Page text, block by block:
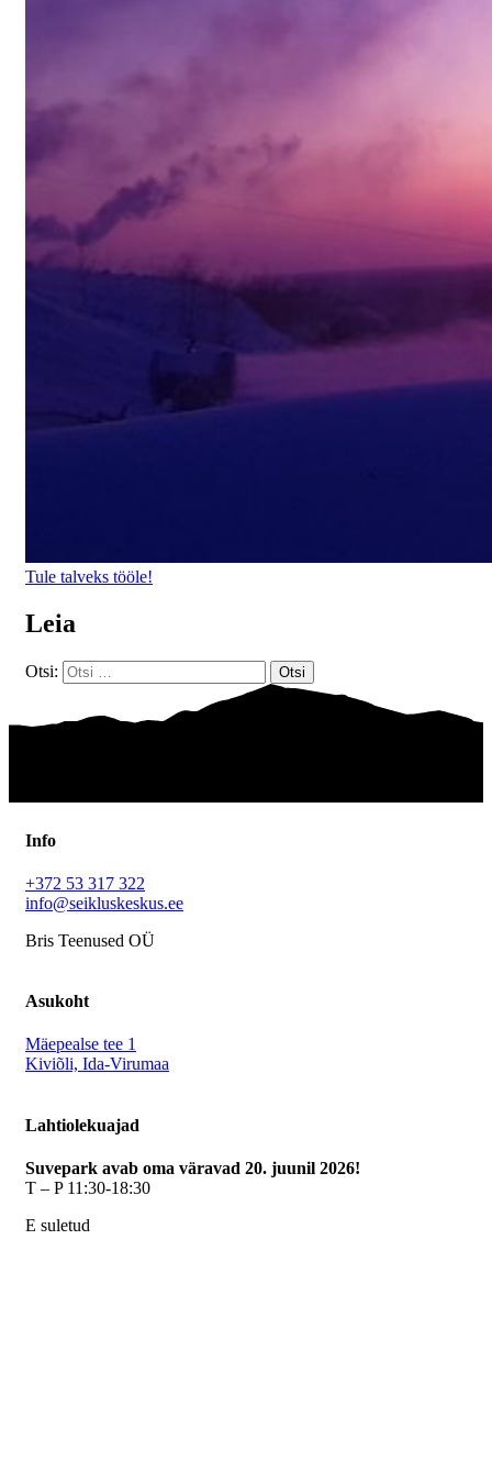
Tule talveks tööle!
Leia
Otsi:
Info
+372 53 317 322
info@seikluskeskus.ee
Bris Teenused OÜ
Asukoht
Mäepealse tee 1
Kiviõli, Ida-Virumaa
Lahtiolekuajad
Suvepark avab oma väravad 20. juunil 2026!
T – P 11:30-18:30
E suletud